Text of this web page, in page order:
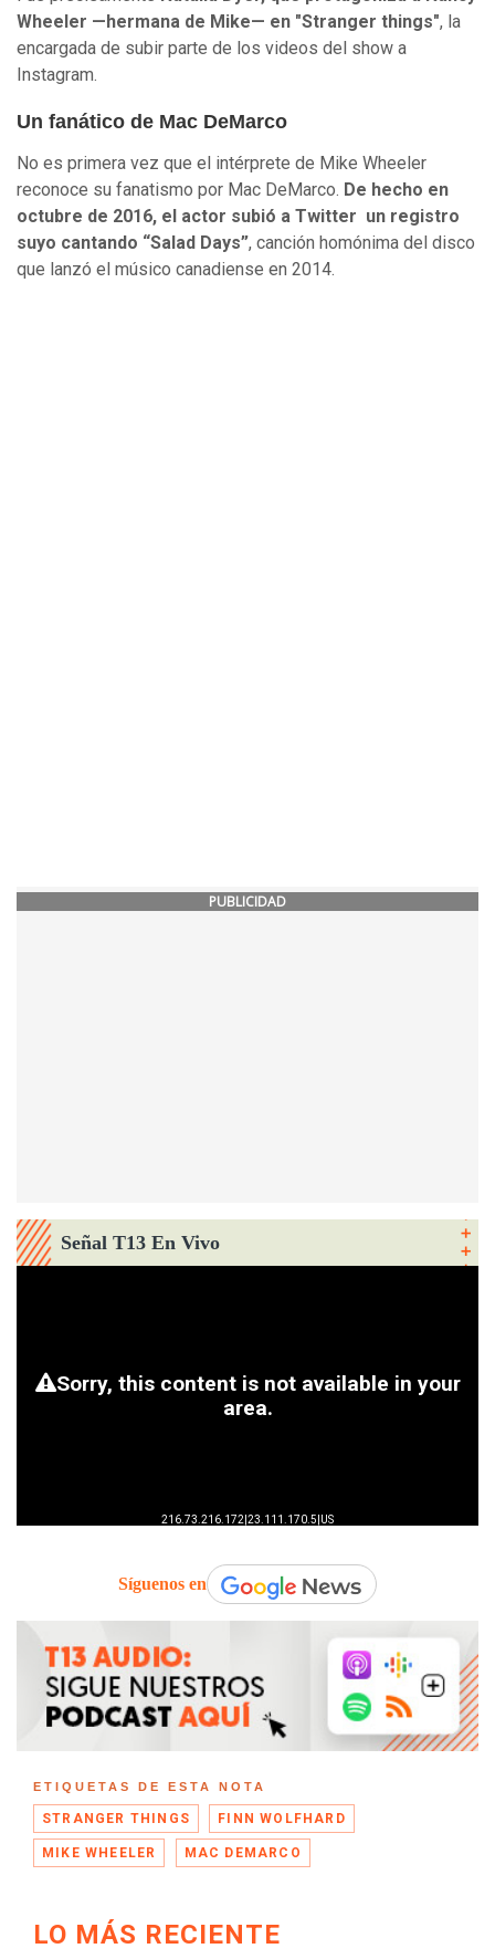
Wheeler —hermana de Mike— en "Stranger things", la
encargada de subir parte de los videos del show a
Instagram.
Un fanático de Mac DeMarco
No es primera vez que el intérprete de Mike Wheeler
reconoce su fanatismo por Mac DeMarco. De hecho en
octubre de 2016, el actor subió a Twitter un registro
suyo cantando “Salad Days”, canción homónima del disco
que lanzó el músico canadiense en 2014.
PUBLICIDAD
Señal T13 En Vivo
Síguenos en
ETIQUETAS DE ESTA NOTA
STRANGER THINGS FINN WOLFHARD
MIKE WHEELER MAC DEMARCO
LO MÁS RECIENTE